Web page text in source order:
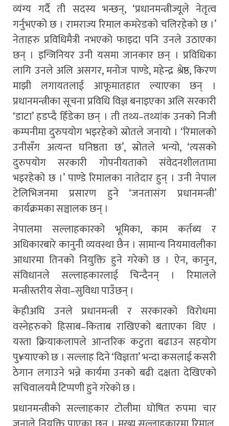
व्यंग्य गर्दै ती सदस्य भन्छन्, ‘प्रधानमन्त्रीज्यूले नेतृत्व
गर्नुभएको छ । रामराज्य रिमाल कमरेडको चलिरहेको छ ।’
नेताहरु प्रविधिमैत्री नभएको फाइदा पनि उनले उठाएका
छन् । इन्जिनियर उनी यसमा जानकार छन् । प्रविधिका
लागि उनले अलि असगर, मनोज पाण्डे, महेन्द्र श्रेष्ठ, किरण
माझी लगायतलाई आफूमातहात ल्याएका छन् ।
प्रधानमन्त्रीका सूचना प्रविधि विज्ञ बनाइएका अलि सरकारी
‘डाटा’ हडप्दै हिँडेका छन् । ती तथ्य–तथ्यांक उनको निजी
कम्पनीमा दुरुपयोग भइरहेको स्रोतले जनायो । ‘रिमालको
उनीसँग अत्यन्त घनिष्ठता छ’, स्रोतले भन्यो, ‘त्यसको
दुरुपयोग सरकारी गोपनीयताको संवेदनशीलतामा
भइरहेको छ ।’ पाण्डे रिमालका नातेदार हुन् । उनी नेपाल
टेलिभिजनमा प्रसारण हुने ‘जनतासंग प्रधानमन्त्री’
कार्यक्रमका सञ्चालक छन् ।
नेपालमा सल्लाहकारको भूमिका, काम कर्तब्य र
अधिकारबारे कानुनी व्यवस्था छैन । सामान्य नियमावलीका
आधारमा तिनको नियुक्ति हुने गरेको छ । ऐन, कानुन,
संविधानले सल्लाहकारलाई चिन्दैनन् । रिमालले
मन्त्रीस्तरीय सेवा–सुविधा पाउँछन् ।
केहीअघि उनले प्रधानमन्त्री र सरकारको विरोधमा
वस्नेहरुको हिसाब–किताब राखिएको बताएका थिए ।
यस्ता क्रियाकलापले आन्तरिक कटुता बढाउन सहयोग
पु¥याएको छ । सल्लाह दिने ‘विज्ञता’ भन्दा कसलाई कसरी
ठेगान लगाउने भन्ने कार्यमा उनको बढी दक्षता देखिएको
सचिवालयमै टिप्पणी हुने गरेको छ ।
प्रधानमन्त्रीको सल्लाहकार टोलीमा घोषित रुपमा चार